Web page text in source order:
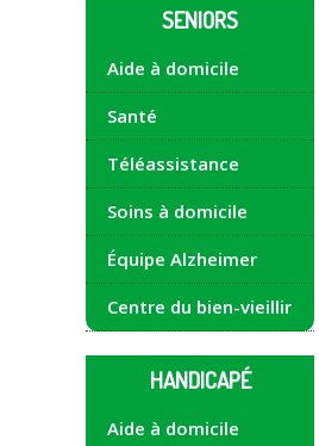
SENIORS
Aide à domicile
Santé
Téléassistance
Soins à domicile
Équipe Alzheimer
Centre du bien-vieillir
HANDICAPÉ
Aide à domicile